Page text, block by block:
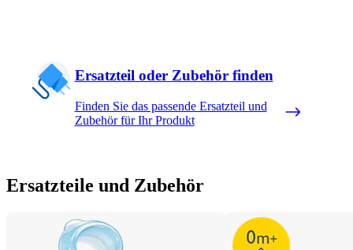
Ersatzteil oder Zubehör finden
Finden Sie das passende Ersatzteil und
Zubehör für Ihr Produkt
Ersatzteile und Zubehör